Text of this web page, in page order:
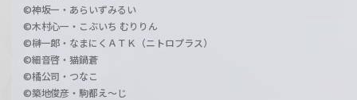
©神坂一・あらいずみるい
©木村心一・こぶいち むりりん
©榊一郎・なまにくＡＴＫ（ニトロプラス）
©細音啓・猫鍋蒼
©橘公司・つなこ
©築地俊彦・駒都え～じ